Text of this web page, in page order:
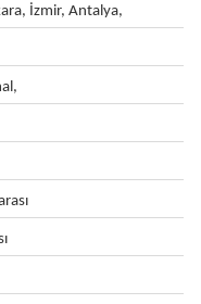
İzmir, Antalya,